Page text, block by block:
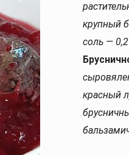
крупный
соль —
красный